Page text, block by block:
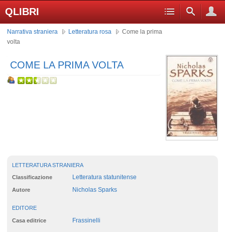
QLIBRI
Narrativa straniera Letteratura rosa
Come la prima
volta
COME LA PRIMA VOLTA
LETTERATURA STRANIERA
Classificazione Letteratura statunitense
Autore Nicholas Sparks
EDITORE
Casa editrice Frassinelli